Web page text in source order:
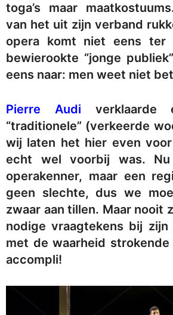
toga’s maar
van het uit zijn verband
opera komt niet eens ter
bewierookte “jonge
eens naar: men weet niet
Pierre Audi verklaarde
“traditionele” (verkeerde
wij laten het hier even
echt wel voorbij was.
operakenner, maar een
geen slechte, dus we
zwaar aan tillen. Maar nooit
nodige vraagtekens bij
met de waarheid
accompli!